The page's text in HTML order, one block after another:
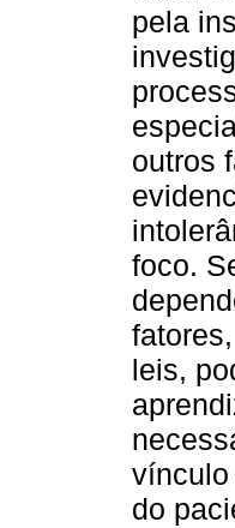
pela
outros
foco.
leis,
vínculo
do